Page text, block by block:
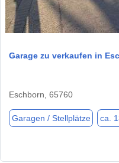
Garage zu verkaufen in
Eschborn, 65760
Garagen / Stellplätze ca.